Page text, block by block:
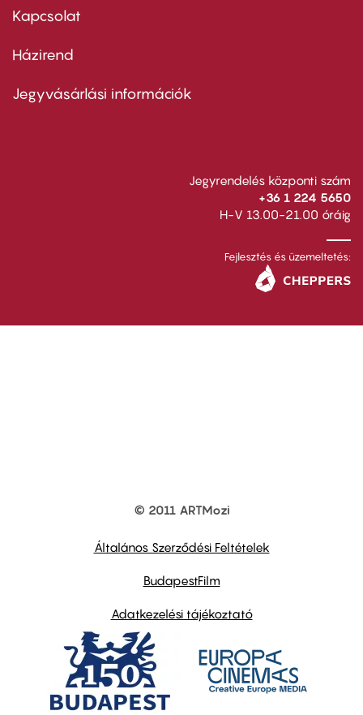
firstKapcsolat
Footer
second
Házirend
Jegyvásárlási információk
Jegyrendelés központi szám
+36 1 224 5650
H-V 13.00-21.00 óráig
Fejlesztés és üzemeltetés:
© 2011 ARTMozi
Általános Szerződési Feltételek
BudapestFilm
Adatkezelési tájékoztató